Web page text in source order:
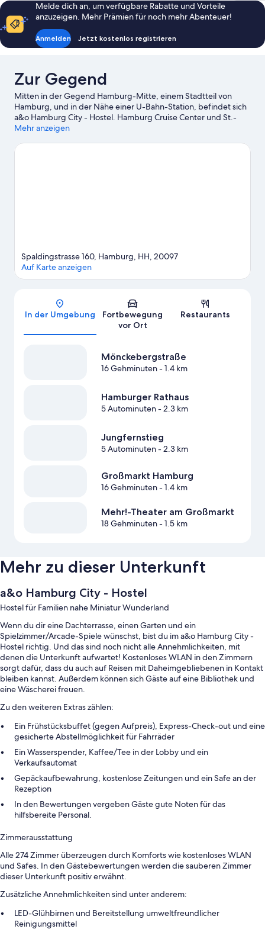
Melde dich an, um verfügbare Rabatte und Vorteile
anzuzeigen. Mehr Prämien für noch mehr Abenteuer!
Anmelden Jetzt kostenlos registrieren
Zur Gegend
Mitten in der Gegend Hamburg-Mitte, einem Stadtteil von
Hamburg, und in der Nähe einer U-Bahn-Station, befindet sich
a&o Hamburg City - Hostel. Hamburg Cruise Center und St.-
Pauli-Landungsbrücken sind einen Ausflug wert, wenn du etwas
Attraktionen auf deiner Wunschliste stehen, kommst du hier auf
Mehr anzeigen
Karte
Spaldingstrasse 160, Hamburg, HH, 20097
Auf Karte anzeigen
In der Umgebung
Fortbewegung
vor Ort
Restaurants
Mönckebergstraße
16 Gehminuten- 1.4 km
Hamburger Rathaus
5 Autominuten- 2.3 km
Jungfernstieg
5 Autominuten- 2.3 km
Großmarkt Hamburg
16 Gehminuten- 1.4 km
Mehr!-Theater am Großmarkt
18 Gehminuten- 1.5 km
Mehr zu dieser Unterkunft
a&o Hamburg City - Hostel
Hostel für Familien nahe Miniatur Wunderland
Wenn du dir eine Dachterrasse, einen Garten und ein
Spielzimmer/Arcade-Spiele wünschst, bist du im a&o Hamburg City -
Hostel richtig. Und das sind noch nicht alle Annehmlichkeiten, mit
denen die Unterkunft aufwartet! Kostenloses WLAN in den Zimmern
sorgt dafür, dass du auch auf Reisen mit Daheimgebliebenen in Kontakt
bleiben kannst. Außerdem können sich Gäste auf eine Bibliothek und
eine Wäscherei freuen.
Zu den weiteren Extras zählen:
Ein Frühstücksbuffet (gegen Aufpreis), Express-Check-out und eine
gesicherte Abstellmöglichkeit für Fahrräder
Ein Wasserspender, Kaffee/Tee in der Lobby und ein
Verkaufsautomat
Gepäckaufbewahrung, kostenlose Zeitungen und ein Safe an der
Rezeption
In den Bewertungen vergeben Gäste gute Noten für das
hilfsbereite Personal.
Zimmerausstattung
Alle 274 Zimmer überzeugen durch Komforts wie kostenloses WLAN
und Safes. In den Gästebewertungen werden die sauberen Zimmer
dieser Unterkunft positiv erwähnt.
Zusätzliche Annehmlichkeiten sind unter anderem:
LED-Glühbirnen und Bereitstellung umweltfreundlicher
Reinigungsmittel